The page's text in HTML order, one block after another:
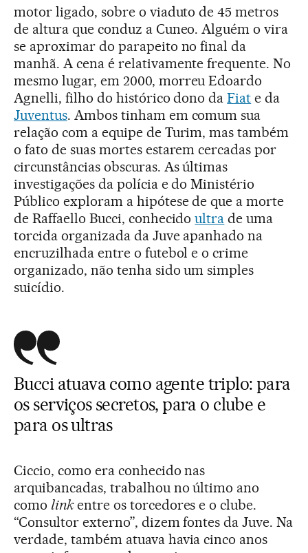
motor ligado, sobre o viaduto de 45 metros
de altura que conduz a Cuneo. Alguém o vira
se aproximar do parapeito no final da
manhã. A cena é relativamente frequente. No
mesmo lugar, em 2000, morreu Edoardo
Agnelli, filho do histórico dono daFiat e da
Juventus. Ambos tinham em comum sua
relação com a equipe de Turim, mas também
o fato de suas mortes estarem cercadas por
circunstâncias obscuras. As últimas
investigações da polícia e do Ministério
Público exploram a hipótese de que a morte
de Raffaello Bucci, conhecidoultra de uma
torcida organizada da Juve apanhado na
encruzilhada entre o futebol e o crime
organizado, não tenha sido um simples
suicídio.
Bucci atuava como agente triplo: para
os serviços secretos, para o clube e
para os ultras
Ciccio, como era conhecido nas
arquibancadas, trabalhou no último ano
como linkentre os torcedores e o clube.
“Consultor externo”, dizem fontes da Juve. Na
verdade, também atuava havia cinco anos